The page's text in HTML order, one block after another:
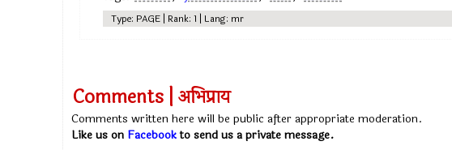
Type: PAGE | Rank: 1 | Lang: mr
Comments | अभिप्राय
Comments written here will be public after appropriate moderation.
Like us on Facebookto send us a private message.